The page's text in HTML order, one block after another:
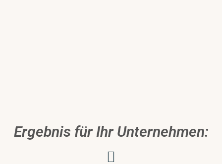
Ergebnis für Ihr Unternehmen: